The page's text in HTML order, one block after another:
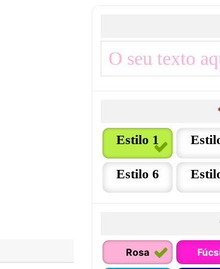
Estilo 1
Estilo 6
Rosa